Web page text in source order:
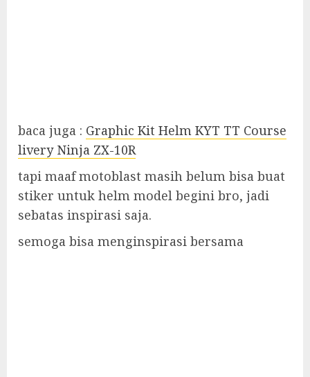
baca juga : Graphic Kit Helm KYT TT Course
livery Ninja ZX-10R
tapi maaf motoblast masih belum bisa buat
stiker untuk helm model begini bro, jadi
sebatas inspirasi saja.
semoga bisa menginspirasi bersama